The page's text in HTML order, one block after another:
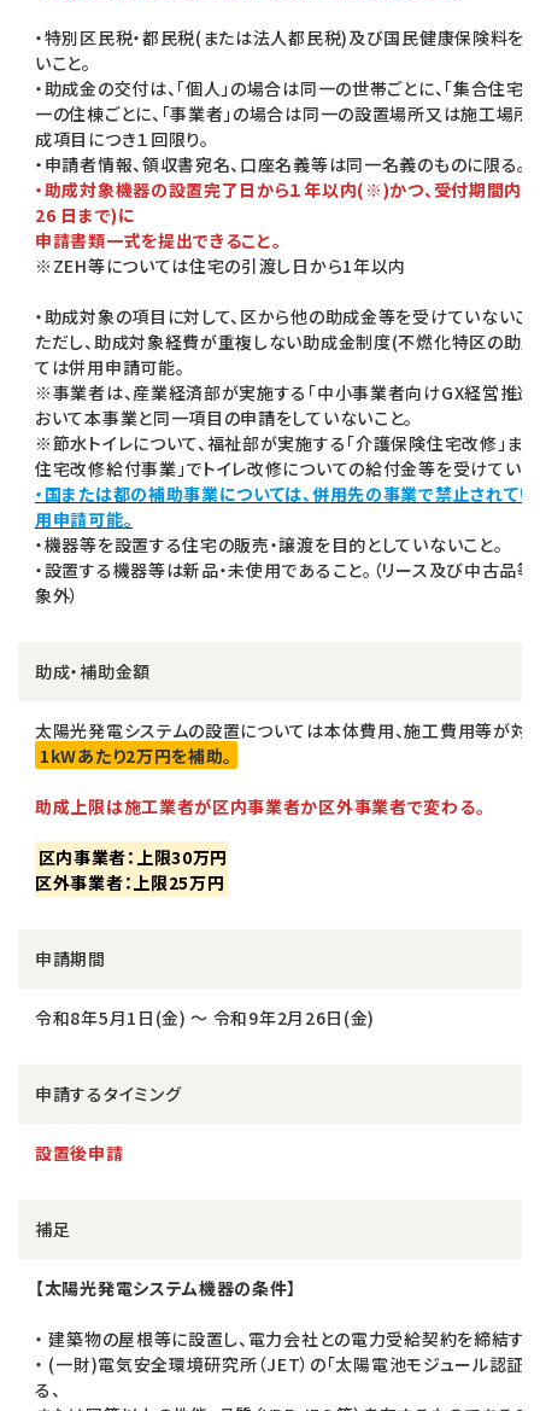
・特別区民税・都民税(または法人都民税)及び国民健康保険料を
いこと。
・助成金の交付は、「個人」の場合は同一の世帯ごとに、「集合住宅
一の住棟ごとに、「事業者」の場合は同一の設置場所又は施工場所
成項目につき１回限り。
・申請者情報、領収書宛名、口座名義等は同一名義のものに限る。
・助成対象機器の設置完了日から１年以内(※)かつ、受付期間内(
26 日まで)に
申請書類一式を提出できること。
※ZEH等については住宅の引渡し日から1年以内
・助成対象の項目に対して、区から他の助成金等を受けていないこ
ただし、助成対象経費が重複しない助成金制度(不燃化特区の助
ては併用申請可能。
※事業者は、産業経済部が実施する「中小事業者向けGX経営推進
おいて本事業と同一項目の申請をしていないこと。
※節水トイレについて、福祉部が実施する「介護保険住宅改修」ま
住宅改修給付事業」でトイレ改修についての給付金等を受けていな
・国または都の補助事業については、併用先の事業で禁止されて
用申請可能。
・機器等を設置する住宅の販売・譲渡を目的としていないこと。
・設置する機器等は新品・未使用であること。（リース及び中古品
象外）
助成・補助金額
太陽光発電システムの設置については本体費用、施工費用等が対
1kWあたり2万円を補助。
助成上限は施工業者が区内事業者か区外事業者で変わる。
区内事業者：上限30万円
区外事業者：上限25万円
申請期間
令和8年5月1日(金) ～ 令和9年2月26日(金)
申請するタイミング
設置後申請
補足
【太陽光発電システム機器の条件】
・ 建築物の屋根等に設置し、電力会社との電力受給契約を締結する
・ (一財)電気安全環境研究所（JET）の「太陽電池モジュール認証
る、